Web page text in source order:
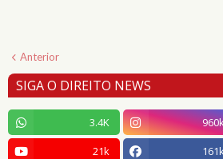
Anterior
SIGA O DIREITO NEWS
3.4K
21k
161k